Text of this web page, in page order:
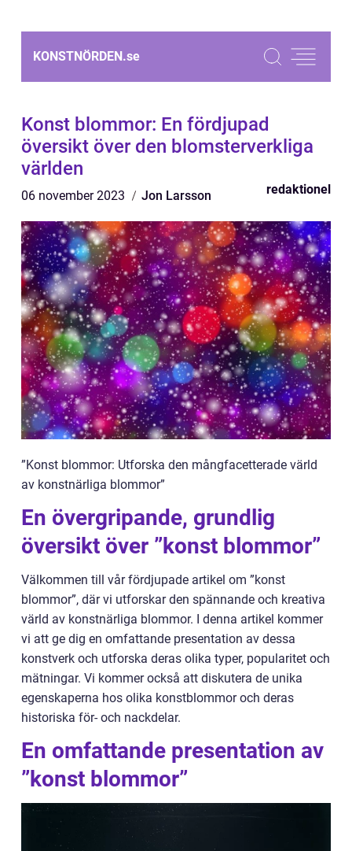
KONSTNÖRDEN.se
Konst blommor: En fördjupad
översikt över den blomsterverkliga
världen
06 november 2023 Jon Larsson redaktionel
”Konst blommor: Utforska den mångfacetterade värld
av konstnärliga blommor”
En övergripande, grundlig
översikt över ”konst blommor”
Välkommen till vår fördjupade artikel om ”konst
blommor”, där vi utforskar den spännande och kreativa
värld av konstnärliga blommor. I denna artikel kommer
vi att ge dig en omfattande presentation av dessa
konstverk och utforska deras olika typer, popularitet och
mätningar. Vi kommer också att diskutera de unika
egenskaperna hos olika konstblommor och deras
historiska för- och nackdelar.
En omfattande presentation av
”konst blommor”